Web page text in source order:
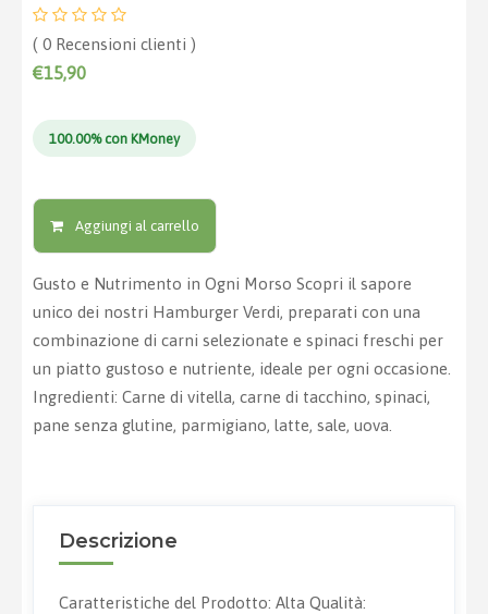
( 0 Recensioni clienti )
€15,90
100.00% con KMoney
Aggiungi al carrello
Gusto e Nutrimento in Ogni Morso Scopri il sapore
unico dei nostri Hamburger Verdi, preparati con una
combinazione di carni selezionate e spinaci freschi per
un piatto gustoso e nutriente, ideale per ogni occasione.
Ingredienti: Carne di vitella, carne di tacchino, spinaci,
pane senza glutine, parmigiano, latte, sale, uova.
Descrizione
Caratteristiche del Prodotto: Alta Qualità: